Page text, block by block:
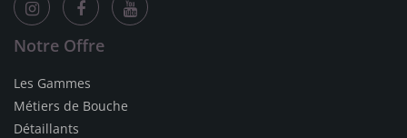
Notre Offre
Les Gammes
Métiers de Bouche
Détaillants